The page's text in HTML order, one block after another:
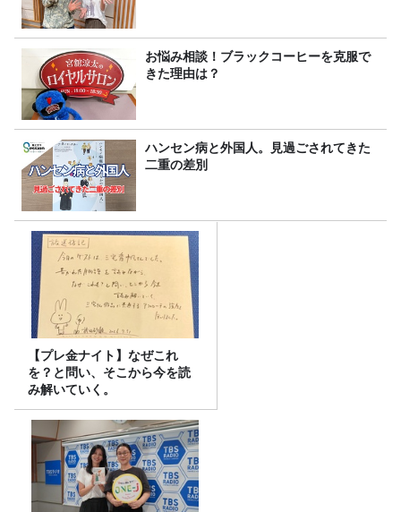
お悩み相談！ブラックコーヒーを克服で
きた理由は？
ハンセン病と外国人。見過ごされてきた
二重の差別
【プレ金ナイト】なぜこれ
を？と問い、そこから今を読
み解いていく。